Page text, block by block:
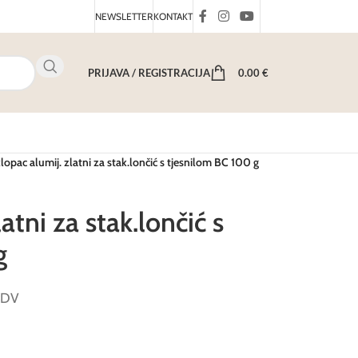
NEWSLETTERKONTAKT
PRIJAVA / REGISTRACIJA 0.00€
alumij. zlatni za stak.lončić s tjesnilom BC 100 g
za stak.lončić s